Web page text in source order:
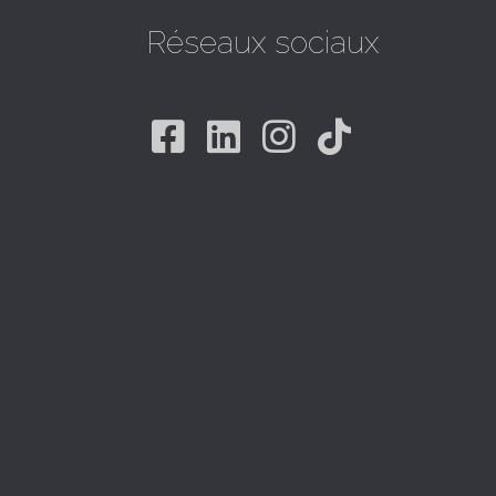
Réseaux sociaux
Facebook
Linkedin
Instagram
Tiktok